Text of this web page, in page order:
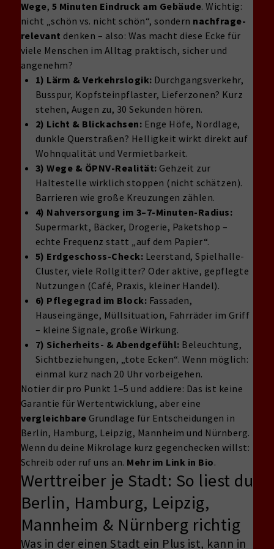
Wege, 5 Minuten Eindruck am Gebäude. Wichtig:
nicht „schön vs. nicht schön“, sondern nachfrage-
relevant denken – also: Was macht diese Ecke für
viele Menschen im Alltag praktisch, sicher und
angenehm?
1) Lärm & Verkehrslogik: Durchgangsverkehr,
Busspur, Kopfsteinpflaster, Lieferzonen? Kurz
stehen, Augen zu, 30 Sekunden hören.
2) Licht & Blickachsen: Enge Höfe, Nordlage,
dunkle Querstraßen? Helligkeit wirkt direkt auf
Wohnqualität und Vermietbarkeit.
3) Wege & ÖPNV-Realität: Gehzeit zur
Haltestelle wirklich stoppen (nicht schätzen).
Barrieren wie große Kreuzungen zählen.
4) Nahversorgung im 3–7-Minuten-Radius:
Supermarkt, Bäcker, Drogerie, Paketshop –
echte Frequenz statt „auf dem Papier“.
5) Erdgeschoss-Check: Leerstand, Spielhalle-
Cluster, viele Rollgitter? Oder aktive, gepflegte
Nutzungen (Café, Praxis, kleiner Handel).
6) Pflegegrad im Block: Fassaden,
Hauseingänge, Müllsituation, Fahrräder im Griff
– kleine Signale, große Wirkung.
7) Sicherheits- & Abendgefühl: Beleuchtung,
Sichtbeziehungen, „tote Ecken“. Wenn möglich:
einmal kurz nach 20 Uhr vorbeigehen.
Notier dir pro Punkt 1–5 und addiere: Das ist keine
Garantie für Wertentwicklung, aber eine
vergleichbare Grundlage für Entscheidungen in
Berlin, Hamburg, Leipzig, Mannheim und Nürnberg.
Wenn du deine Mikrolage kurz gegenchecken willst:
Schreib oder ruf uns an. Mehr im Link in Bio.
Werttreiber je Stadt: So liest du
Berlin, Hamburg, Leipzig,
Mannheim & Nürnberg richtig
Was in der einen Stadt ein Plus ist, kann in